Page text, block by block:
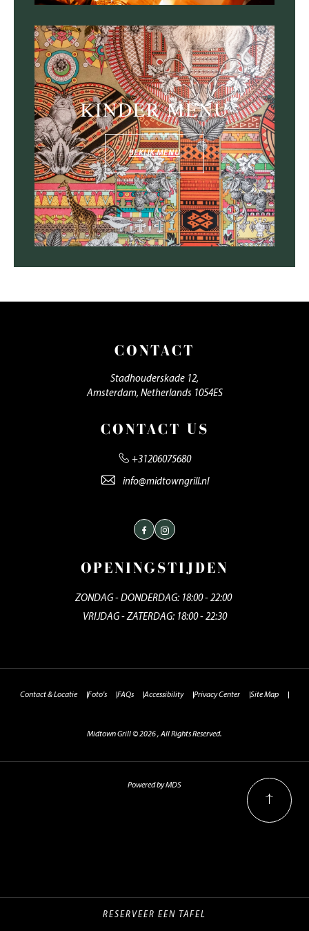
RESERVEER EEN TAFEL
KINDER MENU
BEKIJK MENU
CONTACT
Stadhouderskade 12,
Amsterdam, Netherlands 1054ES
CONTACT US
+31206075680
info@midtowngrill.nl
FacebookInstagram
OPENINGSTIJDEN
ZONDAG - DONDERDAG: 18:00 - 22:00
VRIJDAG - ZATERDAG: 18:00 - 22:30
Contact & Locatie Foto's FAQs Accessibility Privacy Center Site Map
Midtown Grill © 2026 , All Rights Reserved.
Powered by MDS